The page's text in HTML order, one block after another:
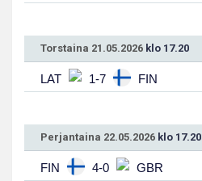
Torstaina 21.05.2026 klo 17.20
LAT 1-7 FIN
Perjantaina 22.05.2026 klo 17.20
FIN 4-0 GBR